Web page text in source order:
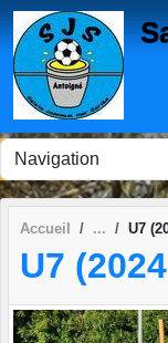
Accueil U7
U7
Panneau de gestion